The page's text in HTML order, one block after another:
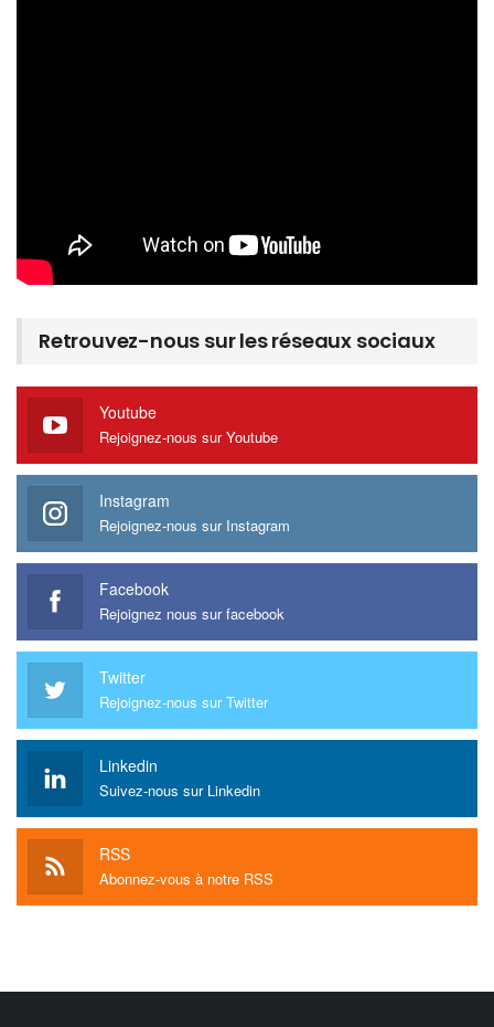
Retrouvez-nous sur les réseaux sociaux
Youtube
Rejoignez-nous sur Youtube
Instagram
Rejoignez-nous sur Instagram
Facebook
Rejoignez nous sur facebook
Twitter
Rejoignez-nous sur Twitter
Linkedin
Suivez-nous sur Linkedin
RSS
Abonnez-vous à notre RSS